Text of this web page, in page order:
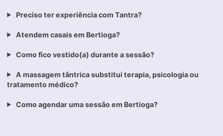
Preciso ter experiência com Tantra?
Atendem casais em Bertioga?
Como fico vestido(a) durante a sessão?
A massagem tântrica substitui terapia, psicologia ou
tratamento médico?
Como agendar uma sessão em Bertioga?